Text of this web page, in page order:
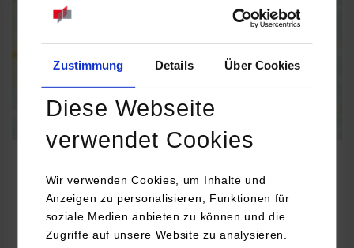
Zustimmung Details Über Cookies
Diese Webseite
verwendet Cookies
Wir verwenden Cookies, um Inhalte und
Anzeigen zu personalisieren, Funktionen für
soziale Medien anbieten zu können und die
Zugriffe auf unsere Website zu analysieren.
Einmalig aktivieren
BWL-Immobilienwirtschaft